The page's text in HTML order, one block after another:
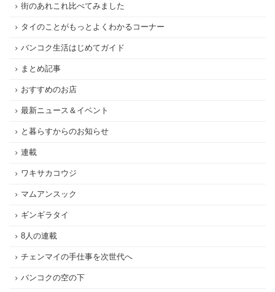
街のあれこれ比べてみました
タイのことがもっとよくわかるコーナー
バンコク生活はじめてガイド
まとめ記事
おすすめのお店
最新ニュース＆イベント
と暮らすからのお知らせ
連載
ワキサカコウジ
マムアンスック
ギンギラタイ
8人の連載
チェンマイの手仕事を次世代へ
バンコクの空の下